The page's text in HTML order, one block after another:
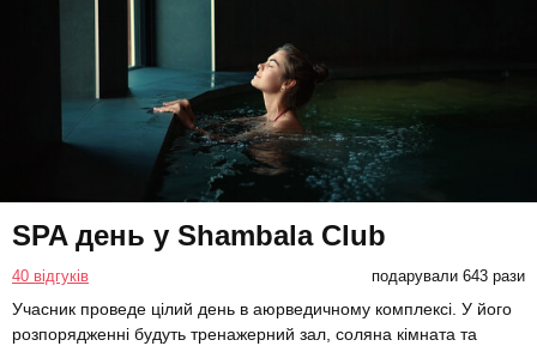
SPA день у Shambala Club
40 відгуків подарували 643 рази
Учасник проведе цілий день в аюрведичному комплексі. У його
розпорядженні будуть тренажерний зал, соляна кімната та